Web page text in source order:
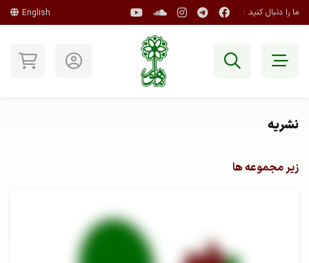
ما را دنبال کنید : English
نشریه
زیر مجموعه ها